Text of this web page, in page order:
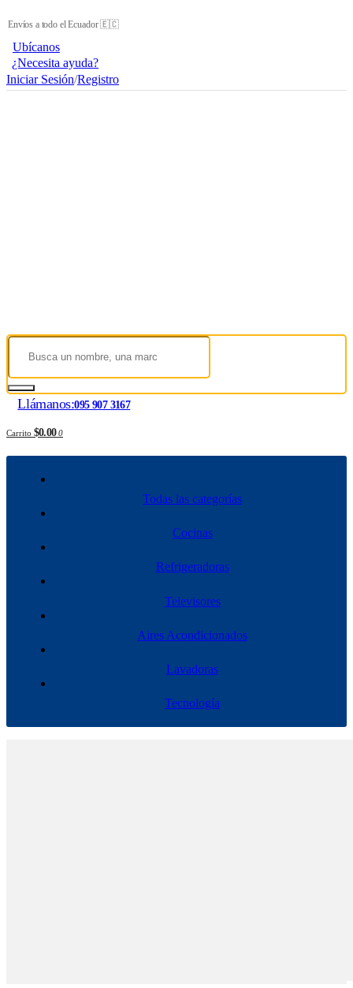
Envíos a todo el Ecuador 🇪🇨
Ubícanos
¿Necesita ayuda?
Iniciar Sesión/Registro
Llámanos:095 907 3167
Carrito $0.00 0
Todas las categorías
Cocinas
Refrigeradoras
Televisores
Aires Acondicionados
Lavadoras
Tecnología